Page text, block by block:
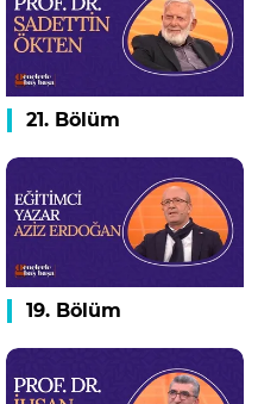
21. Bölüm
19. Bölüm